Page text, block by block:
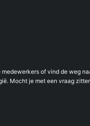
of vind de weg
Mocht je met een vraag